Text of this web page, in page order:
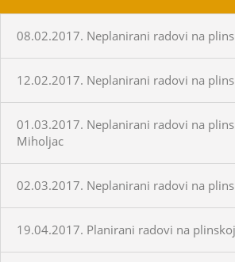
08.02.2017. Neplanirani radovi na
12.02.2017. Neplanirani radovi na
01.03.2017. Neplanirani radovi na
Miholjac
02.03.2017. Neplanirani radovi na
19.04.2017. Planirani radovi na